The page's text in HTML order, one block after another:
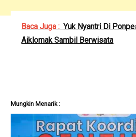
Baca Juga : Yuk Nyantri Di
Aiklomak Sambil Berwisata
Mungkin Menarik :